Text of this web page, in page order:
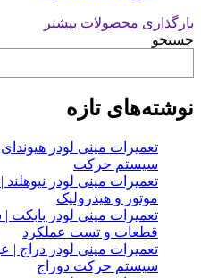
بارگذاری محصولات بیشتر
جستجو
نوشته‌های تازه
تعمیرات مینی لودر
سیستم حرکت
تعمیرات مینی لودر
موتور و هیدرولیک
تعمیرات مینی لودر
قطعات و تست عملکرد
تعمیرات مینی لودر دراج |
سیستم حرکت دوراج